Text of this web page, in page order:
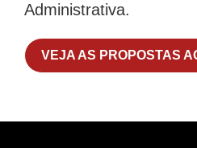
Administrativa.
VEJA AS PROPOSTAS